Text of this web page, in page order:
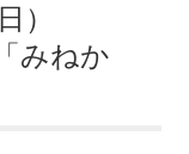
）
みねか